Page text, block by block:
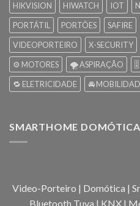
HIKVISION
HIWATCH IOT
PORTÁTIL
PORTÕES SAFIRE
VIDEOPORTEIRO
X-SECURITY
⚙️ MOTORES
🌪️ ASPIRAÇÃO
🔁 ELETRICIDADE
🚘
SMARTHOME
Video-Porteiro | Domótica |
Bluetooth Tuya | KNX |